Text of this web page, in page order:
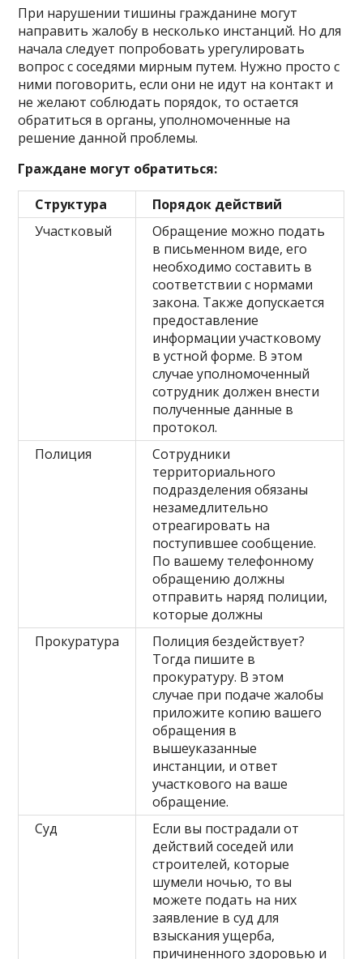
При нарушении тишины гражданине могут
направить жалобу в несколько инстанций. Но для
начала следует попробовать урегулировать
вопрос с соседями мирным путем. Нужно просто с
ними поговорить, если они не идут на контакт и
не желают соблюдать порядок, то остается
обратиться в органы, уполномоченные на
решение данной проблемы.
Граждане могут обратиться:
Структура
Порядок действий
Участковый
Обращение можно подать
в письменном виде, его
необходимо составить в
соответствии с нормами
закона. Также допускается
предоставление
информации участковому
в устной форме. В этом
случае уполномоченный
сотрудник должен внести
полученные данные в
протокол.
Полиция
Сотрудники
территориального
подразделения обязаны
незамедлительно
отреагировать на
поступившее сообщение.
По вашему телефонному
обращению должны
отправить наряд полиции,
которые должны
Прокуратура
Полиция бездействует?
Тогда пишите в
прокуратуру. В этом
случае при подаче жалобы
приложите копию вашего
обращения в
вышеуказанные
инстанции, и ответ
участкового на ваше
обращение.
Суд
Если вы пострадали от
действий соседей или
строителей, которые
шумели ночью, то вы
можете подать на них
заявление в суд для
взыскания ущерба,
причиненного здоровью и